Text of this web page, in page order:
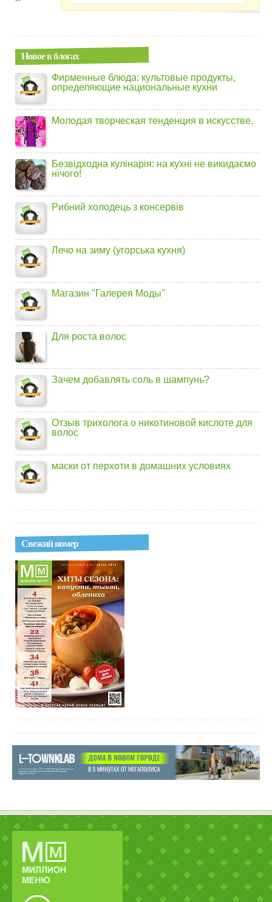
Новое в блогах
Фирменные блюда: культовые продукты,
определяющие национальные кухни
Молодая творческая тенденция в искусстве.
Безвідходна кулінарія: на кухні не викидаємо
нічого!
Рибний холодець з консервів
Лечо на зиму (угорська кухня)
Магазин "Галерея Моды"
Для роста волос
Зачем добавлять соль в шампунь?
Отзыв трихолога о никотиновой кислоте для
волос
маски от перхоти в домашних условиях
Свежий номер